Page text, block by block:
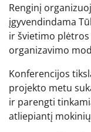
Renginį
įgyvendindama
ir švietimo
organizavimo
Konferencijos
projekto metu
ir parengti
atliepiantį